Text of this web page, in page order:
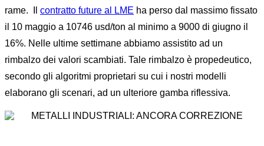
rame. Il contratto future al LME ha perso dal massimo fissato
il 10 maggio a 10746 usd/ton al minimo a 9000 di giugno il
16%. Nelle ultime settimane abbiamo assistito ad un
rimbalzo dei valori scambiati. Tale rimbalzo è propedeutico,
secondo gli algoritmi proprietari su cui i nostri modelli
elaborano gli scenari, ad un ulteriore gamba riflessiva.